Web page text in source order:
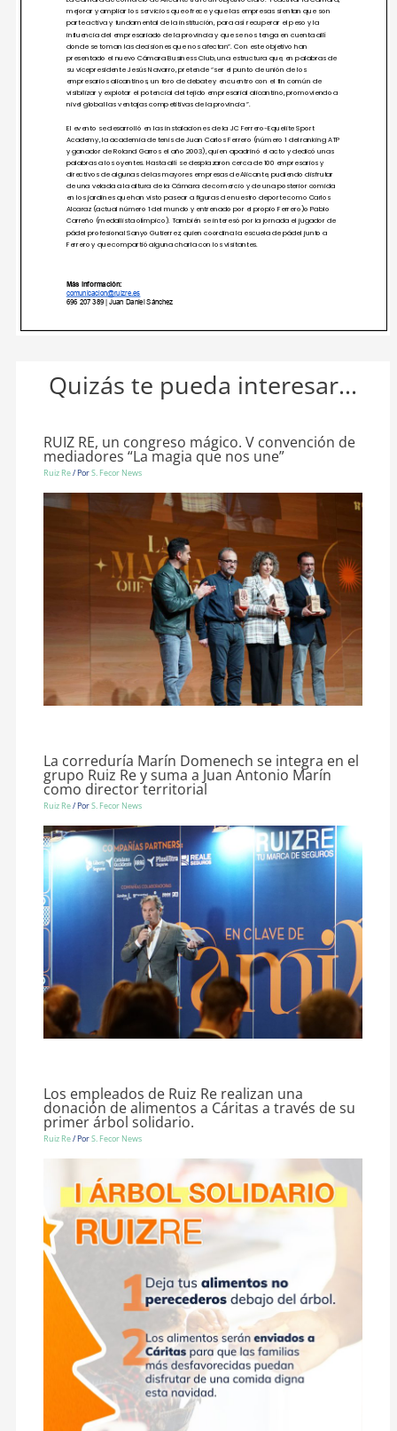
Quizás te pueda interesar...
RUIZ RE, un congreso mágico. V convención de
mediadores “La magia que nos une”
Ruiz Re/ PorS. Fecor News
La correduría Marín Domenech se integra en el
grupo Ruiz Re y suma a Juan Antonio Marín
como director territorial
Ruiz Re/ PorS. Fecor News
Los empleados de Ruiz Re realizan una
donación de alimentos a Cáritas a través de su
primer árbol solidario.
Ruiz Re/ PorS. Fecor News